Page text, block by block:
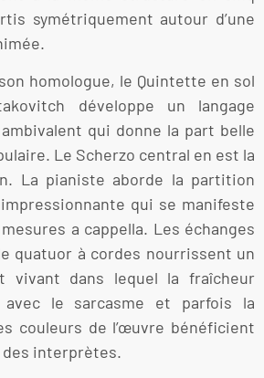
symétriquement autour d’une
homologue, le Quintette en sol
développe un langage
qui donne la part belle
Le Scherzo central en est la
La pianiste aborde la partition
qui se manifeste
a cappella. Les échanges
quatuor à cordes nourrissent un
vivant dans lequel la fraîcheur
avec le sarcasme et parfois la
couleurs de l’œuvre bénéficient
des interprètes.